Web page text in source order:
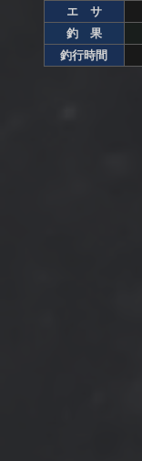
エ サ
釣 果
釣行時間